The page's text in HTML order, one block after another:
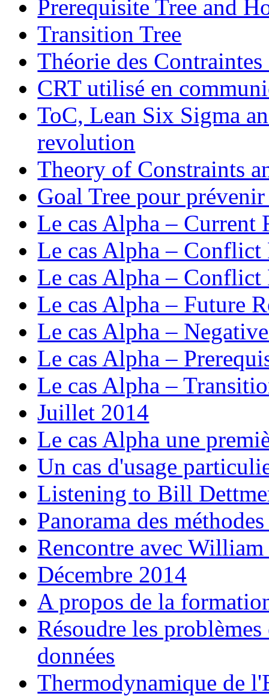
Prerequisite Tree and
Transition Tree
Théorie des
CRT utilisé en
ToC, Lean Six Sigma
revolution
Theory of Constraints
Goal Tree pour prévenir
Le cas Alpha – Current
Le cas Alpha –
Le cas Alpha –
Le cas Alpha – Future
Le cas Alpha –
Le cas Alpha –
Le cas Alpha –
Juillet 2014
Le cas Alpha une
Un cas d'usage
Listening to Bill
Panorama des
Rencontre avec
Décembre 2014
A propos de la
Résoudre les
données
Thermodynamique de